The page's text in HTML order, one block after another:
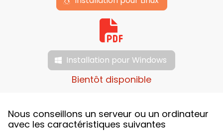
Installation pour Windows
Bientôt disponible
Nous conseillons un serveur ou un ordinateur
avec les caractéristiques suivantes